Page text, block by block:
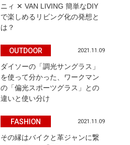
ニィ ✕ VAN LIVING 簡単なDIY
で楽しめるリビング化の発想と
は？
OUTDOOR 2021.11.09
ダイソーの「調光サングラス」
を使って分かった、ワークマン
の「偏光スポーツグラス」との
違いと使い分け
FASHION 2021.11.09
その縁はバイクと革ジャンに繋